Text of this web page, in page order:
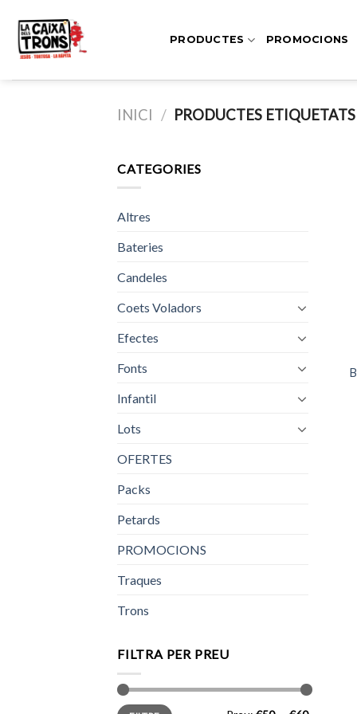
content
PRODUCTES PROMOCIONS
INICI / PRODUCTES
CATEGORIES
Altres
Bateries
Candeles
Coets Voladors
Efectes
Fonts
Infantil
Lots
OFERTES
Packs
Petards
PROMOCIONS
Traques
Trons
FILTRA PER PREU
Preu
Preu